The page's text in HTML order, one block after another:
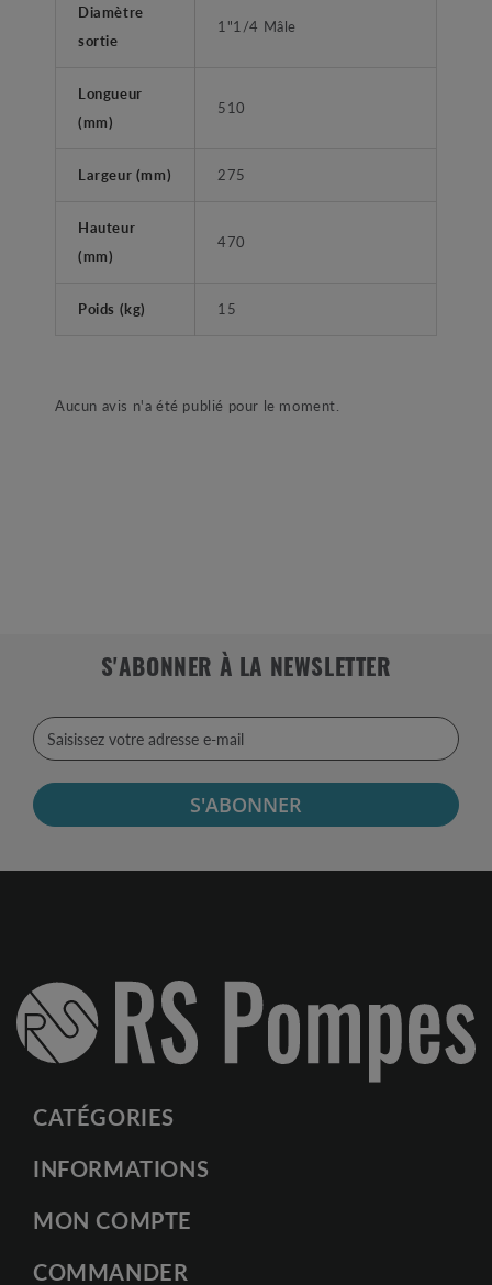
Diamètre
sortie
1"1/4 Mâle
Longueur
(mm)
510
Largeur (mm) 275
Hauteur
(mm)
470
Poids (kg) 15
Aucun avis n'a été publié pour le moment.
S'ABONNER À LA NEWSLETTER
S'ABONNER
CATÉGORIES
INFORMATIONS
MON COMPTE
COMMANDER